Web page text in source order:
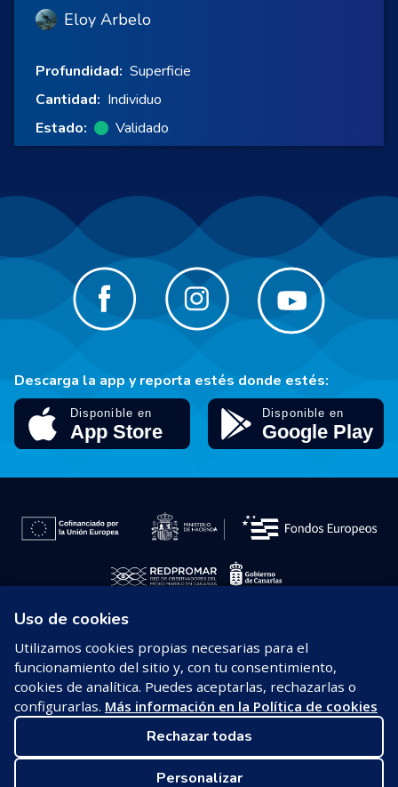
Eloy Arbelo
Profundidad: Superficie
Cantidad: Individuo
Estado:
Validado
Descarga la app y reporta estés donde estés:
© 2026 REDPROMAR
Aviso legal
Política de privacidad
Política de cookies
Uso de cookies
Utilizamos cookies propias necesarias para el
funcionamiento del sitio y, con tu consentimiento,
cookies de analítica. Puedes aceptarlas, rechazarlas o
configurarlas. Más información en la Política de cookies
Rechazar todas
Personalizar